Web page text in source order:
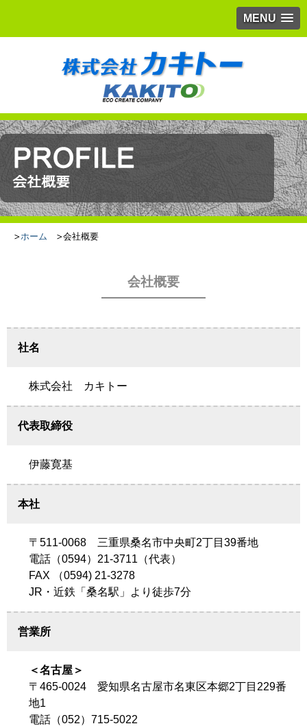
MENU
ホーム 会社概要
会社概要
社名
株式会社 カキトー
代表取締役
伊藤寛基
本社
〒511-0068 三重県桑名市中央町2丁目39番地
電話（0594）21-3711（代表）
FAX （0594) 21-3278
JR・近鉄「桑名駅」より徒歩7分
営業所
＜名古屋＞
〒465-0024 愛知県名古屋市名東区本郷2丁目229番
地1
電話（052）715-5022